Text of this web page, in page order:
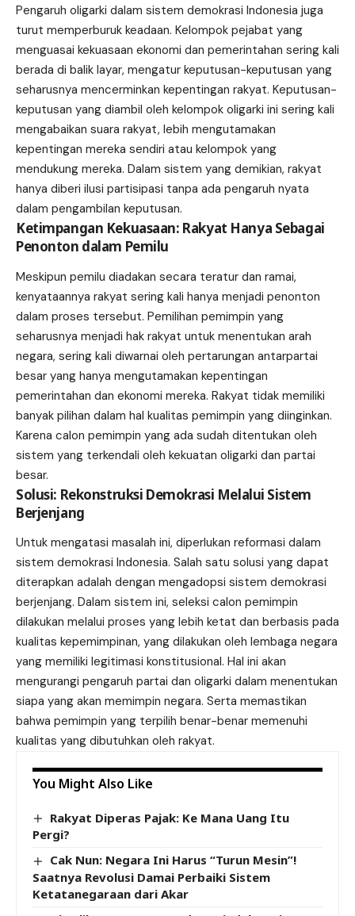
Pengaruh oligarki dalam sistem demokrasi Indonesia juga
turut memperburuk keadaan. Kelompok pejabat yang
menguasai kekuasaan ekonomi dan pemerintahan sering kali
berada di balik layar, mengatur keputusan-keputusan yang
seharusnya mencerminkan kepentingan rakyat. Keputusan-
keputusan yang diambil oleh kelompok oligarki ini sering kali
mengabaikan suara rakyat, lebih mengutamakan
kepentingan mereka sendiri atau kelompok yang
mendukung mereka. Dalam sistem yang demikian, rakyat
hanya diberi ilusi partisipasi tanpa ada pengaruh nyata
dalam pengambilan keputusan.
Ketimpangan Kekuasaan: Rakyat Hanya Sebagai
Penonton dalam Pemilu
Meskipun pemilu diadakan secara teratur dan ramai,
kenyataannya rakyat sering kali hanya menjadi penonton
dalam proses tersebut. Pemilihan pemimpin yang
seharusnya menjadi hak rakyat untuk menentukan arah
negara, sering kali diwarnai oleh pertarungan antarpartai
besar yang hanya mengutamakan kepentingan
pemerintahan dan ekonomi mereka. Rakyat tidak memiliki
banyak pilihan dalam hal kualitas pemimpin yang diinginkan.
Karena calon pemimpin yang ada sudah ditentukan oleh
sistem yang terkendali oleh kekuatan oligarki dan partai
besar.
Solusi: Rekonstruksi Demokrasi Melalui Sistem
Berjenjang
Untuk mengatasi masalah ini, diperlukan reformasi dalam
sistem demokrasi Indonesia. Salah satu solusi yang dapat
diterapkan adalah dengan mengadopsi sistem demokrasi
berjenjang. Dalam sistem ini, seleksi calon pemimpin
dilakukan melalui proses yang lebih ketat dan berbasis pada
kualitas kepemimpinan, yang dilakukan oleh lembaga negara
yang memiliki legitimasi konstitusional. Hal ini akan
mengurangi pengaruh partai dan oligarki dalam menentukan
siapa yang akan memimpin negara. Serta memastikan
bahwa pemimpin yang terpilih benar-benar memenuhi
kualitas yang dibutuhkan oleh rakyat.
You Might Also Like
Rakyat Diperas Pajak: Ke Mana Uang Itu
Pergi?
Cak Nun: Negara Ini Harus “Turun Mesin”!
Saatnya Revolusi Damai Perbaiki Sistem
Ketatanegaraan dari Akar